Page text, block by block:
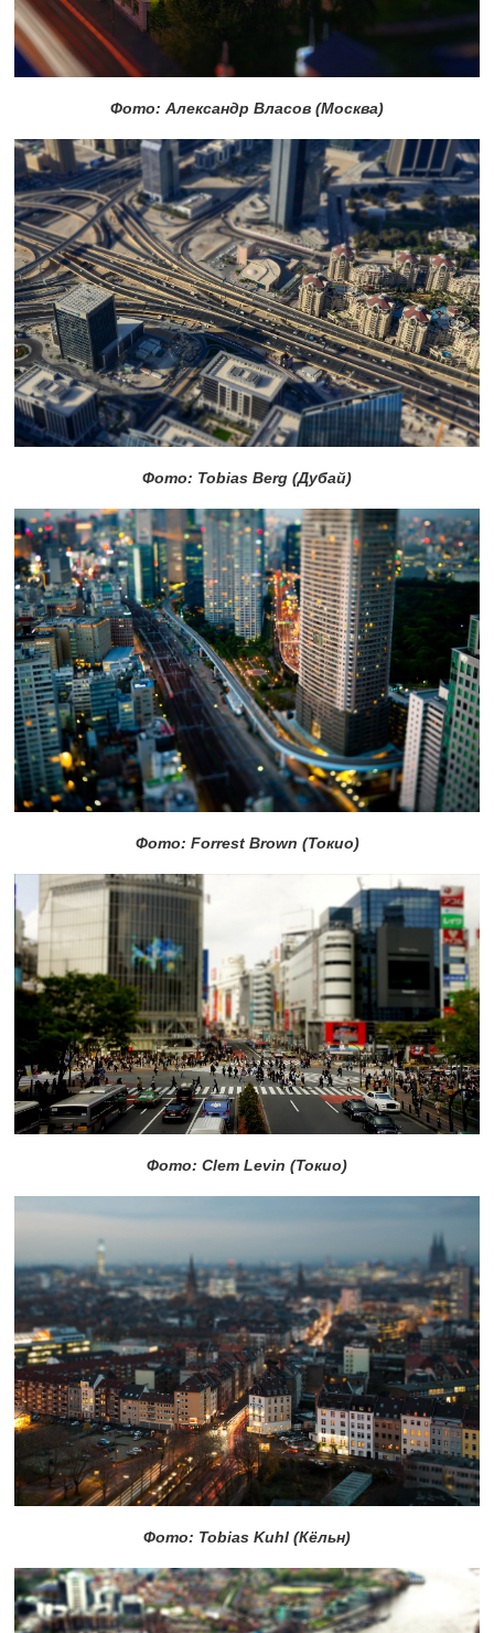
Фото: Александр Власов (Москва)
Фото: Tobias Berg (Дубай)
Фото: Forrest Brown (Токио)
Фото: Clem Levin (Токио)
Фото: Tobias Kuhl (Кёльн)